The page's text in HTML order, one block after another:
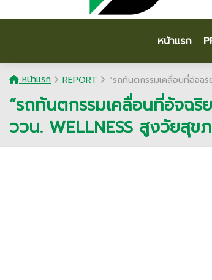
หน้าแรก
หน้าแรก REPORT “รถทันตกรรมเคลื่อนที่อัจฉ
“รถทันตกรรมเคลื่อนที่อัจฉริ
ววน. WELLNESS สูงวัยสุ